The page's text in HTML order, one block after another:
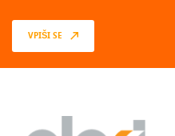
VPIŠI SE